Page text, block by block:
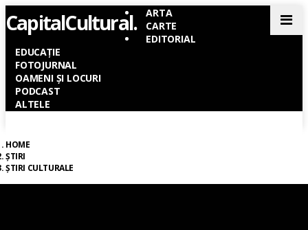
CapitalCultural.
ARTA
CARTE
EDITORIAL
EDUCAȚIE
FOTOJURNAL
OAMENI ȘI LOCURI
PODCAST
ALTELE
HOME
ȘTIRI
ȘTIRI CULTURALE